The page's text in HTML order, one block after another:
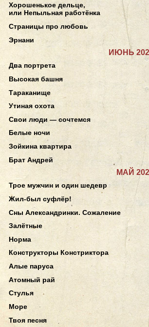
Хорошенькое дельце,
или Непыльная работёнка
Страницы про любовь
Эрнани
ИЮНЬ
Два портрета
Высокая башня
Тараканище
Утиная охота
Свои люди — сочтемся
Белые ночи
Зойкина квартира
Брат Андрей
МАЙ
Трое мужчин и один шедевр
Жил-был суфлёр!
Сны Александринки. Сожаление
Залётные
Норма
Конструкторы Констриктора
Алые паруса
Атомный рай
Стулья
Море
Твоя песня